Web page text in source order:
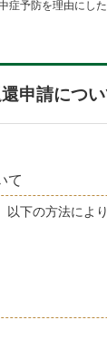
症予防を理由にし
申請につ
て
下の方法によ